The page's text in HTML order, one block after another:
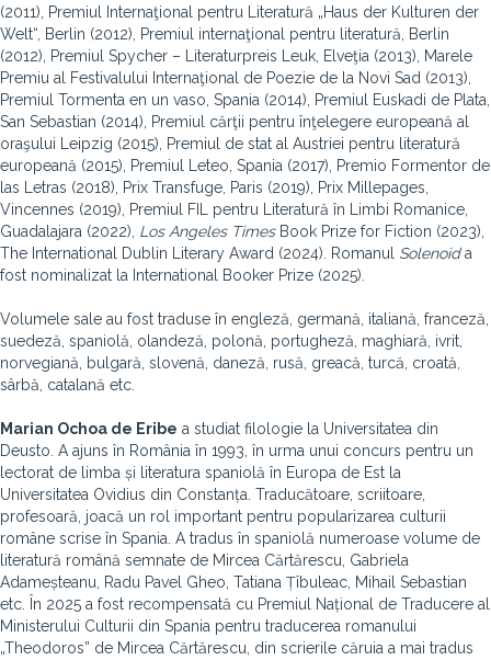
(2011), Premiul Internaţional pentru Literatură „Haus der Kulturen der
Welt“, Berlin (2012), Premiul internaţional pentru literatură, Berlin
(2012), Premiul Spycher – Literaturpreis Leuk, Elveţia (2013), Marele
Premiu al Festivalului Internaţional de Poezie de la Novi Sad (2013),
Premiul Tormenta en un vaso, Spania (2014), Premiul Euskadi de Plata,
San Sebastian (2014), Premiul cărţii pentru înţelegere europeană al
oraşului Leipzig (2015), Premiul de stat al Austriei pentru literatură
europeană (2015), Premiul Leteo, Spania (2017), Premio Formentor de
las Letras (2018), Prix Transfuge, Paris (2019), Prix Millepages,
Vincennes (2019), Premiul FIL pentru Literatură în Limbi Romanice,
Guadalajara (2022), Los Angeles TimesBook Prize for Fiction (2023),
The International Dublin Literary Award (2024). Romanul Solenoida
fost nominalizat la International Booker Prize (2025).
Volumele sale au fost traduse în engleză, germană, italiană, franceză,
suedeză, spaniolă, olandeză, polonă, portugheză, maghiară, ivrit,
norvegiană, bulgară, slovenă, daneză, rusă, greacă, turcă, croată,
sârbă, catalană etc.
Marian Ochoa de Eribe a studiat filologie la Universitatea din
Deusto. A ajuns în România în 1993, în urma unui concurs pentru un
lectorat de limba și literatura spaniolă în Europa de Est la
Universitatea Ovidius din Constanța. Traducătoare, scriitoare,
profesoară, joacă un rol important pentru popularizarea culturii
române scrise în Spania. A tradus în spaniolă numeroase volume de
literatură română semnate de Mircea Cărtărescu, Gabriela
Adameșteanu, Radu Pavel Gheo, Tatiana Țîbuleac, Mihail Sebastian
etc. În 2025 a fost recompensată cu Premiul Național de Traducere al
Ministerului Culturii din Spania pentru traducerea romanului
„Theodoros” de Mircea Cărtărescu, din scrierile căruia a mai tradus